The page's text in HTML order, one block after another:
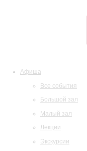
Афиша
Все события
Большой зал
Малый зал
Лекции
Экскурсии